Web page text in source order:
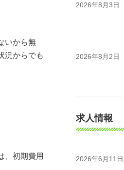
いから無
況からでも
、初期費用
2026年8月3日
2026年8月2日
求人情報
2026年6月11日